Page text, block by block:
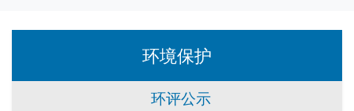
环境保护
环评公示